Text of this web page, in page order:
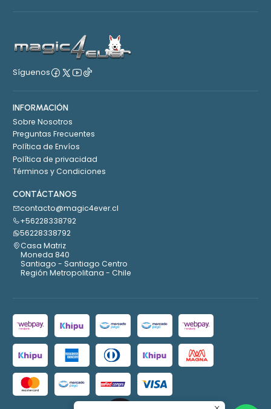
Síguenos
INFORMACIÓN
Sobre Nosotros
Preguntas Frecuentes
Política de Envíos
Política de privacidad
Términos y Condiciones
CONTÁCTANOS
contacto@magic4ever.cl
+56228338792
56228338792
Casa Matriz
Moneda 840
Santiago - Santiago Centro
Región Metropolitana - Chile